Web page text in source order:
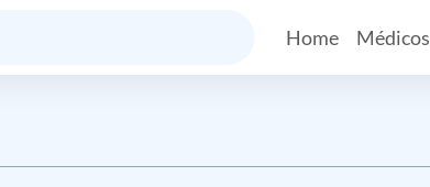
Home Médicos